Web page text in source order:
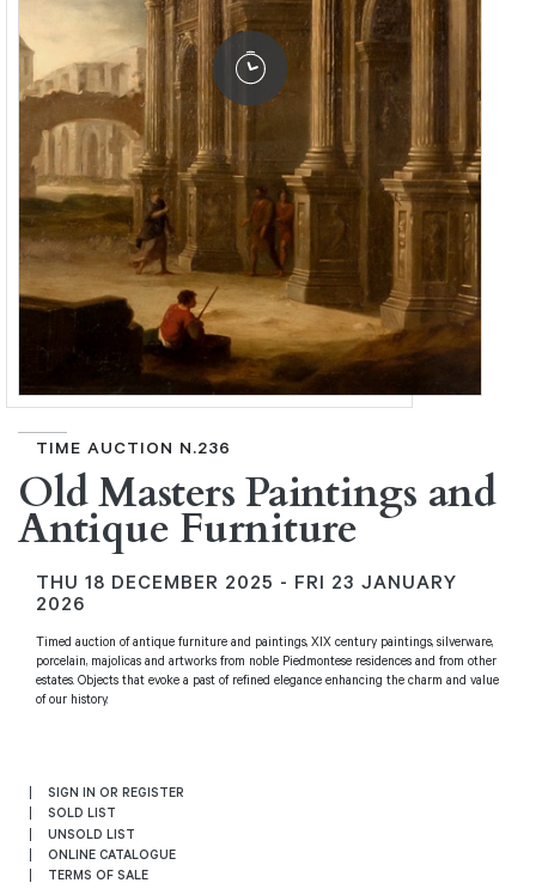
TIME AUCTION N.236
Old Masters Paintings and
Antique Furniture
THU 18 DECEMBER 2025 - FRI 23 JANUARY
2026
Timed auction of antique furniture and paintings, XIX century paintings, silverware,
porcelain, majolicas and artworks from noble Piedmontese residences and from other
estates. Objects that evoke a past of refined elegance enhancing the charm and value
of our history.
SIGN IN OR REGISTER
SOLD LIST
UNSOLD LIST
ONLINE CATALOGUE
TERMS OF SALE